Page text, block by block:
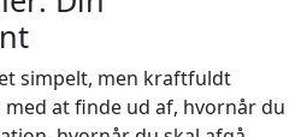
simpelt, men kraftfuldt
at finde ud af, hvornår du